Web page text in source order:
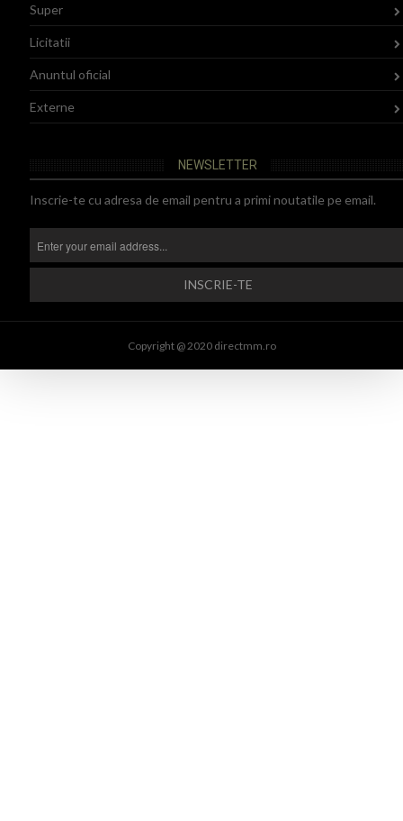
Super
Licitatii
Anuntul oficial
Externe
NEWSLETTER
Inscrie-te cu adresa de email pentru a primi noutatile pe email.
Copyright @ 2020 directmm.ro